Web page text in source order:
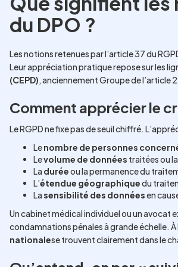
du DPO ?
Les notions retenues par l’article 37 du
Leur appréciation pratique repose sur les
(CEPD), anciennement Groupe de l’article
Comment apprécier le
Le RGPD ne fixe pas de seuil chiffré.
Lenombre de personnes
Levolume de données traitées ou
La duréeou la permanence du
L’étendue géographiquedu
Lasensibilité des donnéesen
Un cabinet médical individuel ou un avocat
condamnations pénales à grande échelle. À
nationalese trouvent clairement dans le